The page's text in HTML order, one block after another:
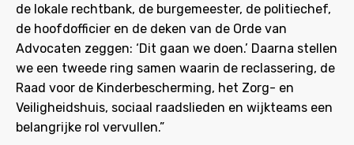
de lokale rechtbank, de burgemeester, de politiechef,
de hoofdofficier en de deken van de Orde van
Advocaten zeggen: ‘Dit gaan we doen.’ Daarna stellen
we een tweede ring samen waarin de reclassering, de
Raad voor de Kinderbescherming, het Zorg- en
Veiligheidshuis, sociaal raadslieden en wijkteams een
belangrijke rol vervullen.”